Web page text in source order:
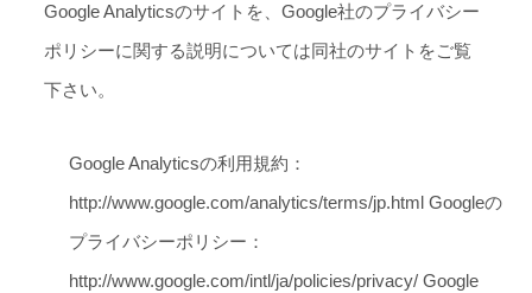
Google Analyticsのサイトを、Google社のプライバシー
ポリシーに関する説明については同社のサイトをご覧
下さい。
Google Analyticsの利用規約：
http://www.google.com/analytics/terms/jp.htmlGoogleの
プライバシーポリシー：
http://www.google.com/intl/ja/policies/privacy/Google